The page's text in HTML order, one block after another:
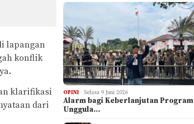
lapangan
konflik
klarifikasi
dari
OPINI Selasa 9 Juni 2026
Alarm bagi Keberlanjutan Program
Unggula…